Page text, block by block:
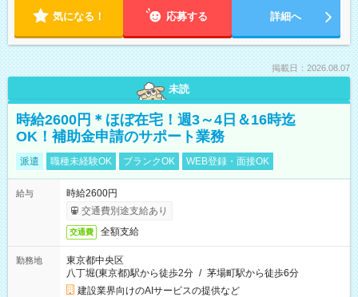
気になる！ 応募する 詳細へ
掲載日：2026.08.07
未読
時給2600円＊ほぼ在宅！週3～4日＆16時迄
OK！補助金申請のサポート業務
派遣 職種未経験OK ブランクOK WEB登録・面接OK
給与
時給2600円
交通費別途支給あり
交通費 全額支給
勤務地
東京都中央区
八丁堀(東京都)駅から徒歩2分 / 茅場町駅から徒歩6分
建設業界向けのAIサービスの提供など